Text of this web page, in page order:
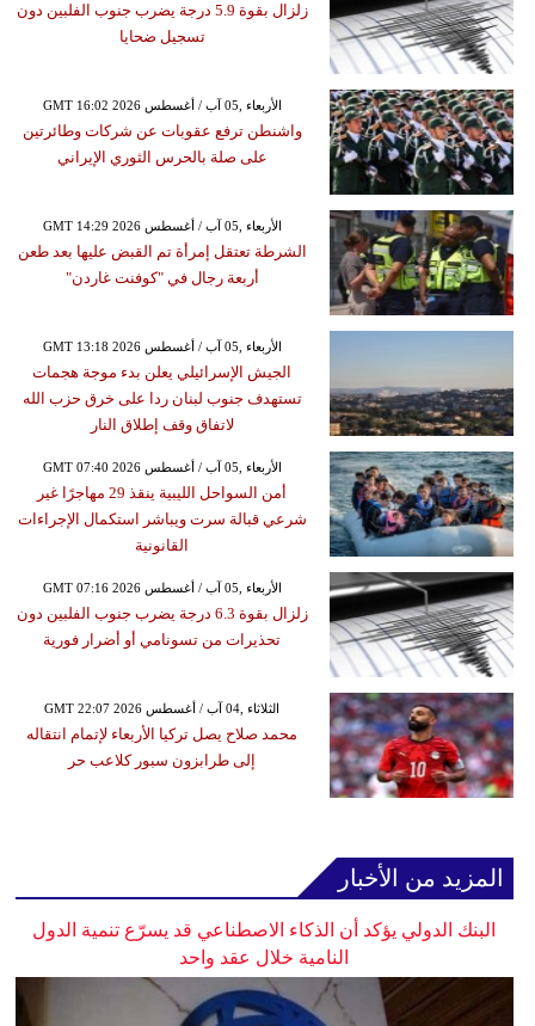
زلزال بقوة 5.9 درجة يضرب جنوب الفلبين دون
تسجيل ضحايا
GMT 16:02 2026 الأربعاء ,05 آب / أغسطس
واشنطن ترفع عقوبات عن شركات وطائرتين
على صلة بالحرس الثوري الإيراني
GMT 14:29 2026 الأربعاء ,05 آب / أغسطس
الشرطة تعتقل إمرأة تم القبض عليها بعد طعن
أربعة رجال في "كوفنت غاردن"
GMT 13:18 2026 الأربعاء ,05 آب / أغسطس
الجيش الإسرائيلي يعلن بدء موجة هجمات
تستهدف جنوب لبنان ردا على خرق حزب الله
لاتفاق وقف إطلاق النار
GMT 07:40 2026 الأربعاء ,05 آب / أغسطس
أمن السواحل الليبية ينقذ 29 مهاجرًا غير
شرعي قبالة سرت ويباشر استكمال الإجراءات
القانونية
GMT 07:16 2026 الأربعاء ,05 آب / أغسطس
زلزال بقوة 6.3 درجة يضرب جنوب الفلبين دون
تحذيرات من تسونامي أو أضرار فورية
GMT 22:07 2026 الثلاثاء ,04 آب / أغسطس
محمد صلاح يصل تركيا الأربعاء لإتمام انتقاله
إلى طرابزون سبور كلاعب حر
المزيد من الأخبار
البنك الدولي يؤكد أن الذكاء الاصطناعي قد يسرّع تنمية الدول
النامية خلال عقد واحد